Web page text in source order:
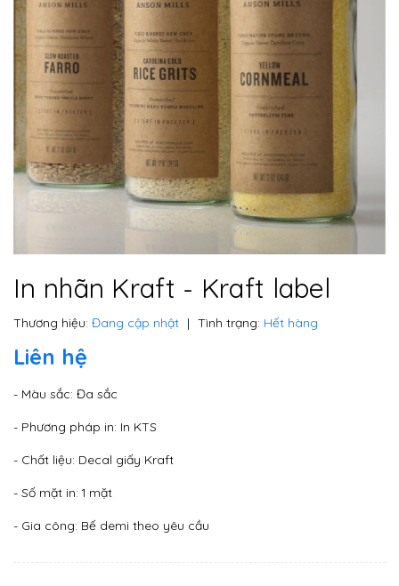
In nhãn Kraft - Kraft label
Thương hiệu: Đang cập nhật | Tình trạng: Hết hàng
Liên hệ
- Màu sắc: Đa sắc
- Phương pháp in: In KTS
- Chất liệu: Decal giấy Kraft
- Số mặt in: 1 mặt
- Gia công: Bế demi theo yêu cầu